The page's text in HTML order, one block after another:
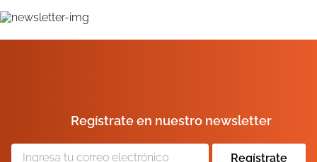
Regístrate en nuestro newsletter
Regístrate